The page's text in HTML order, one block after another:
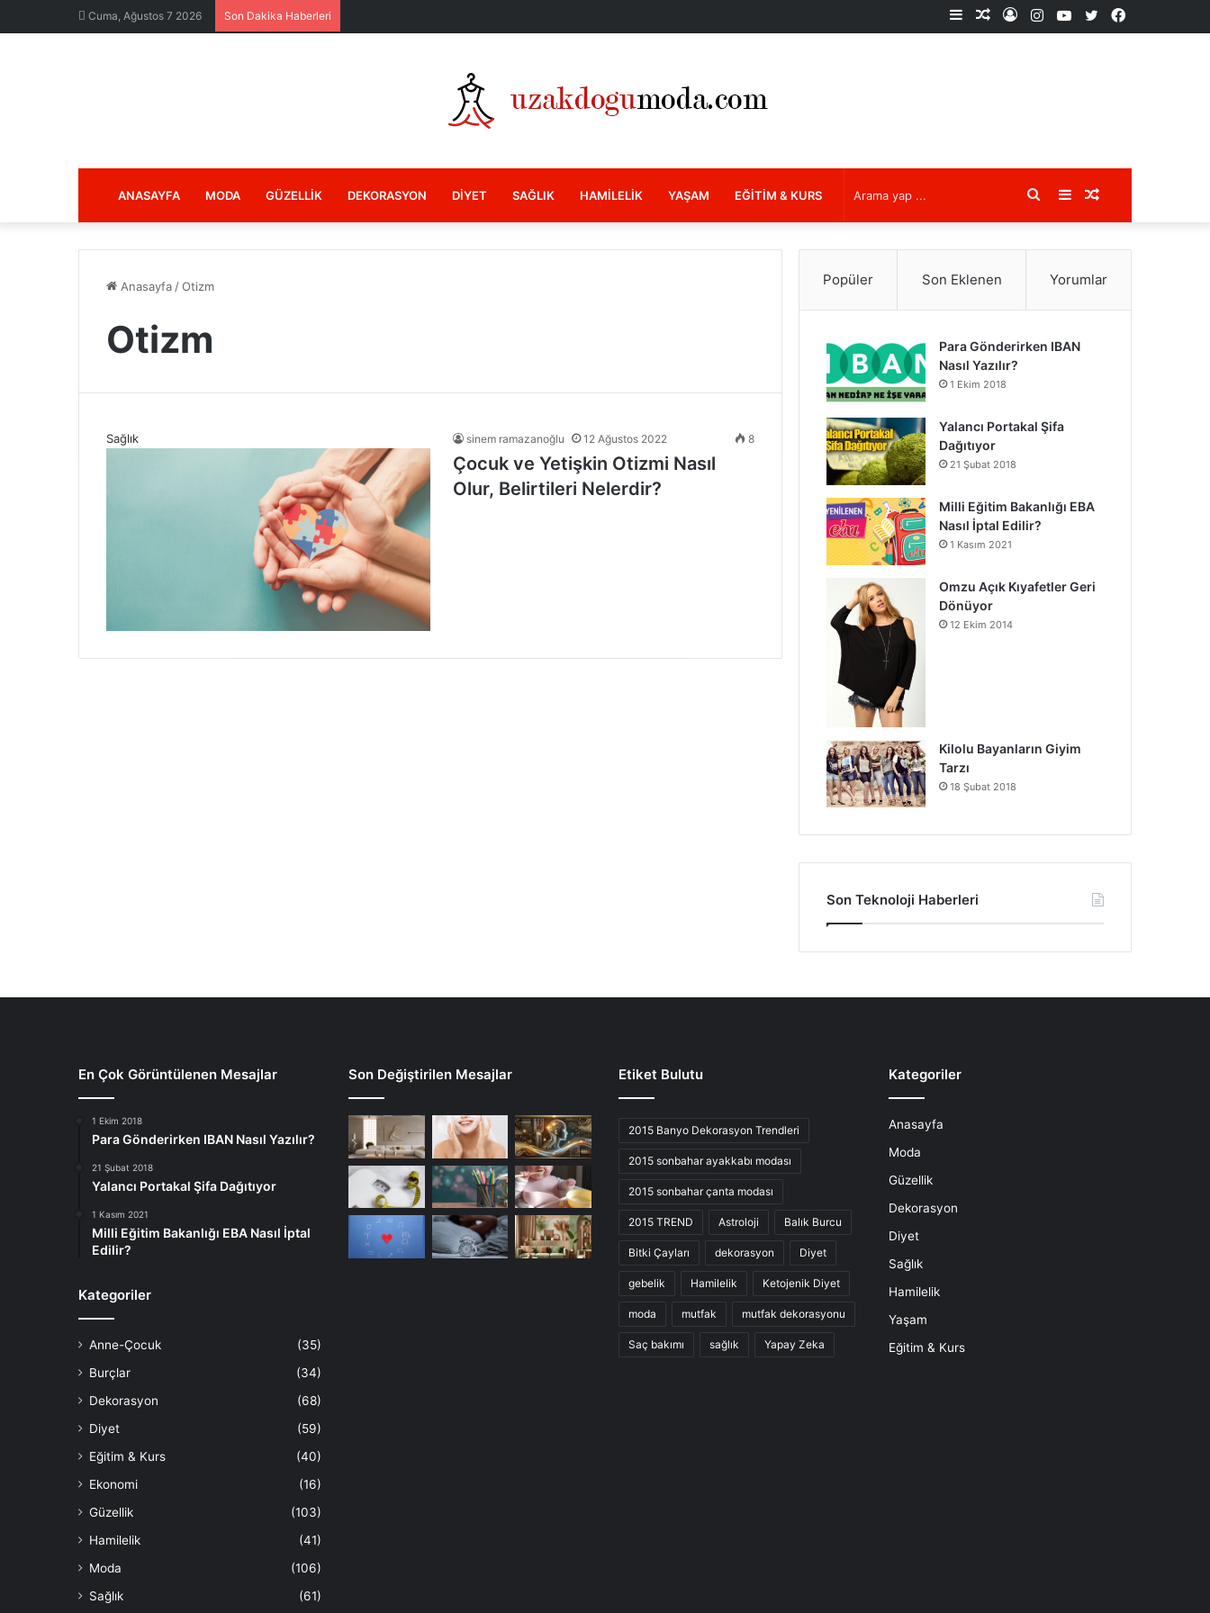
Cuma, Ağustos 7 2026 Son Dakika Haberleri Facebook
X
YouTube
Instagram
Kayıt
Rastgele
Kenar
ANASAYFA MODA GÜZELLIK DEKORASYON DIYET SAĞLIK HAMILELIK YAŞAM EĞITIM & KURS Rastgele
Makale
Kenar
Bölmesi
Arama
yap
Anasayfa /Otizm
Otizm
Sağlık sinem ramazanoğlu 12 Ağustos 2022 8
Çocuk ve Yetişkin Otizmi Nasıl
Olur, Belirtileri Nelerdir?
Popüler Son Eklenen Yorumlar
Para Gönderirken IBAN
Nasıl Yazılır?
1 Ekim 2018
Yalancı Portakal Şifa
Dağıtıyor
21 Şubat 2018
Milli Eğitim Bakanlığı EBA
Nasıl İptal Edilir?
1 Kasım 2021
Omzu Açık Kıyafetler Geri
Dönüyor
12 Ekim 2014
Kilolu Bayanların Giyim
Tarzı
18 Şubat 2018
Son Teknoloji Haberleri
En Çok Görüntülenen Mesajlar
1 Ekim 2018
Para Gönderirken IBAN Nasıl Yazılır?
21 Şubat 2018
Yalancı Portakal Şifa Dağıtıyor
1 Kasım 2021
Milli Eğitim Bakanlığı EBA Nasıl İptal
Edilir?
Kategoriler
Anne-Çocuk
(35)
Burçlar
(34)
Dekorasyon
(68)
Diyet
(59)
Eğitim & Kurs
(40)
Ekonomi
(16)
Güzellik
(103)
Hamilelik
(41)
Moda
(106)
Sağlık
(61)
Son Değiştirilen Mesajlar Etiket Bulutu
2015 Banyo Dekorasyon Trendleri
2015 sonbahar ayakkabı modası
2015 sonbahar çanta modası
2015 TREND Astroloji Balık Burcu
Bitki Çayları dekorasyon Diyet
gebelik Hamilelik Ketojenik Diyet
moda mutfak mutfak dekorasyonu
Saç bakımı sağlık Yapay Zeka
Kategoriler
Anasayfa
Moda
Güzellik
Dekorasyon
Diyet
Sağlık
Hamilelik
Yaşam
Eğitim & Kurs